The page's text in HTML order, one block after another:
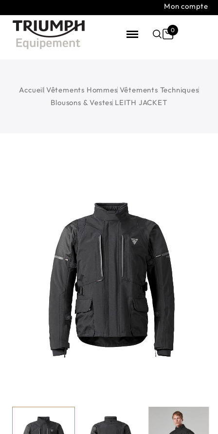
Mon compte
0
Accueil Vêtements Hommes Vêtements Techniques
Blousons & Vestes LEITH JACKET